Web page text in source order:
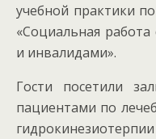
учебной практики
«Социальная
и инвалидами».
Гости посетили
пациентами по